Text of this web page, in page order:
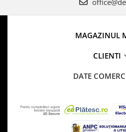
MAGAZINUL
CLIENTI
DATE